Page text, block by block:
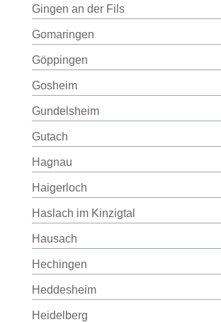
Gingen an der Fils
Gomaringen
Göppingen
Gosheim
Gundelsheim
Gutach
Hagnau
Haigerloch
Haslach im Kinzigtal
Hausach
Hechingen
Heddesheim
Heidelberg